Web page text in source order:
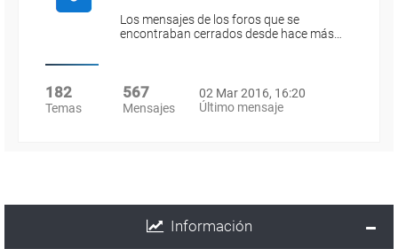
Los mensajes de los foros que se
encontraban cerrados desde hace más…
182
Temas
567
Mensajes
02 Mar 2016, 16:20
Último mensaje
Información